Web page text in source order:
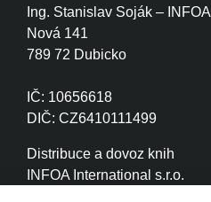
Ing. Stanislav Soják – INFOA
Nová 141
789 72 Dubicko
IČ: 10656618
DIČ: CZ6410111499
Distribuce a dovoz knih
INFOA International s.r.o.